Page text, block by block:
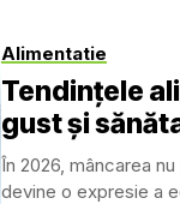
Alimentatie
Tendințele
gust și
În 2026, mâncarea
devine o expresie a